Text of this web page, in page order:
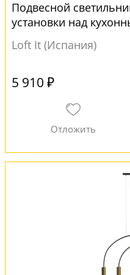
Подвесной
установки над
Loft It (Испания)
5 910 ₽